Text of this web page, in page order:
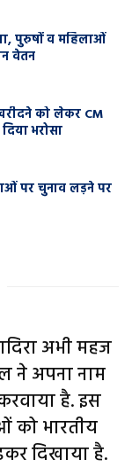
पुरुषों व महिलाओं
वेतन
को लेकर CM
भरोसा
पर चुनाव लड़ने पर
अभी महज
ने अपना नाम
है. इस
को भारतीय
दिखाया है.